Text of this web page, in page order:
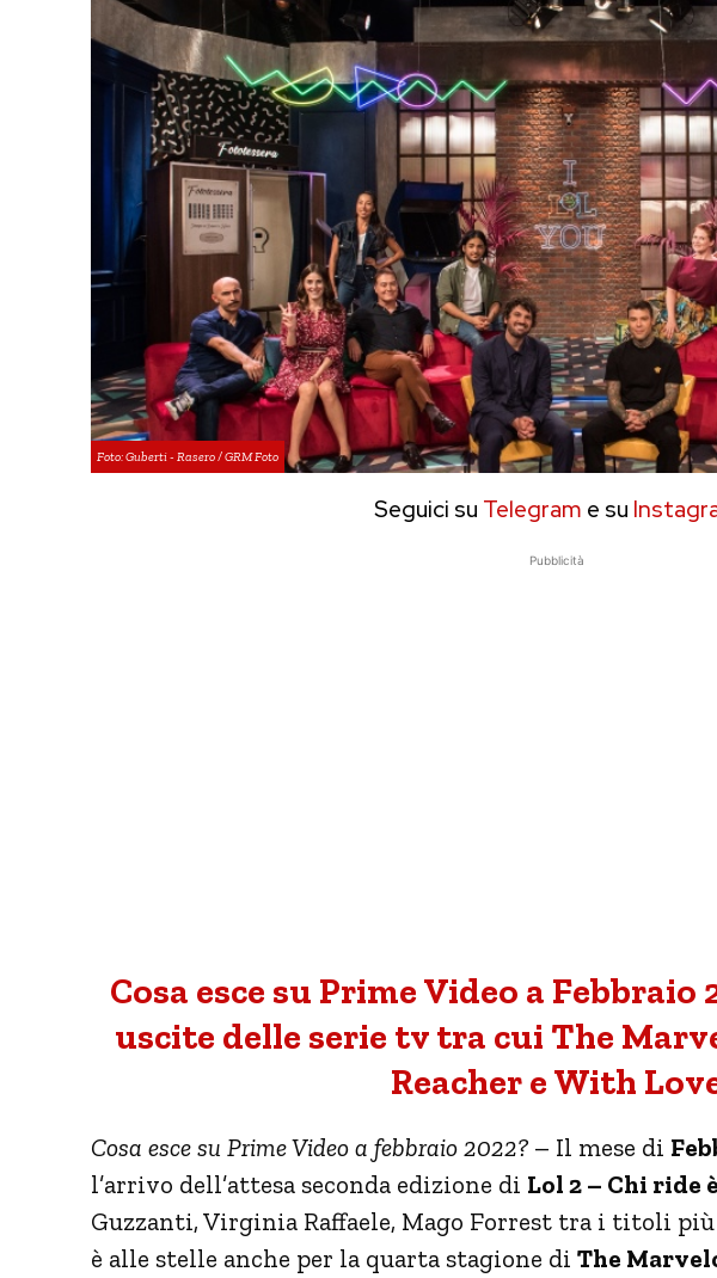
Foto: Guberti - Rasero / GRM Foto
Seguici su Telegram e su
Pubblicità
Cosa esce su Prime Video a Febbraio
uscite delle serie tv tra cui The
Reacher e With
Cosa esce su Prime Video a febbraio 2022? – Il mese di
l’arrivo dell’attesa seconda edizione di Lol 2 – Chi ride
Guzzanti, Virginia Raffaele, Mago Forrest tra i titoli più
è alle stelle anche per la quarta stagione di The